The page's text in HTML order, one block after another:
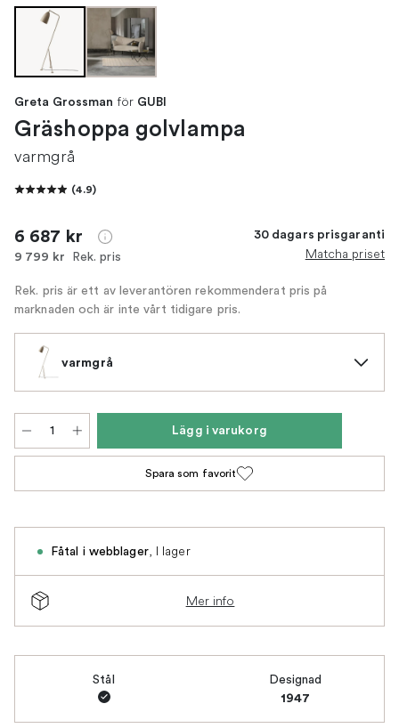
Greta Grossman för GUBI
Gräshoppa golvlampa
varmgrå
(4.9)
6 687 kr
9 799 kr Rek. pris
30 dagars prisgaranti
Matcha priset
Rek. pris är ett av leverantören rekommenderat pris på
marknaden och är inte vårt tidigare pris.
varmgrå
Lägg i varukorg
Spara som favorit
Fåtal i webblager, I lager
Mer info
Stål Designad
1947